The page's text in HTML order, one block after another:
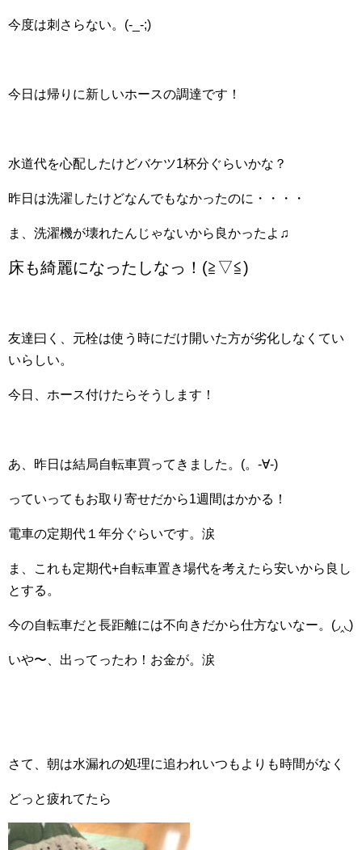
今度は刺さらない。(-_-;)
今日は帰りに新しいホースの調達です！
水道代を心配したけどバケツ1杯分ぐらいかな？
昨日は洗濯したけどなんでもなかったのに・・・・
ま、洗濯機が壊れたんじゃないから良かったよ♫
床も綺麗になったしなっ！(≧▽≦)
友達曰く、元栓は使う時にだけ開いた方が劣化しなくてい
いらしい。
今日、ホース付けたらそうします！
あ、昨日は結局自転車買ってきました。(。-∀-)
っていってもお取り寄せだから1週間はかかる！
電車の定期代１年分ぐらいです。涙
ま、これも定期代+自転車置き場代を考えたら安いから良し
とする。
今の自転車だと長距離には不向きだから仕方ないなー。(◞‸◟)
いや〜、出ってったわ！お金が。涙
さて、朝は水漏れの処理に追われいつもよりも時間がなく
どっと疲れてたら